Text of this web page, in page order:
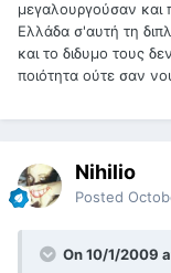
μεγαλουργούσαν και
Ελλάδα σ'αυτή τη
και το διδυμο τους
ποιότητα ούτε σαν
Nihilio
Posted
On 10/1/2009